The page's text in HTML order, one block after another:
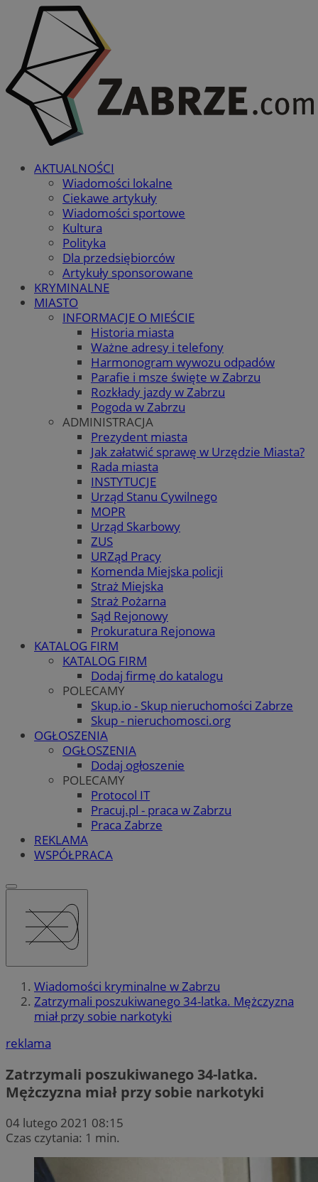
AKTUALNOŚCI
Wiadomości lokalne
Ciekawe artykuły
Wiadomości sportowe
Kultura
Polityka
Dla przedsiębiorców
Artykuły sponsorowane
KRYMINALNE
MIASTO
INFORMACJE O MIEŚCIE
Historia miasta
Ważne adresy i telefony
Harmonogram wywozu odpadów
Parafie i msze święte w Zabrzu
Rozkłady jazdy w Zabrzu
Pogoda w Zabrzu
ADMINISTRACJA
Prezydent miasta
Jak załatwić sprawę w Urzędzie Miasta?
Rada miasta
INSTYTUCJE
Urząd Stanu Cywilnego
MOPR
Urząd Skarbowy
ZUS
URZąd Pracy
Komenda Miejska policji
Straż Miejska
Straż Pożarna
Sąd Rejonowy
Prokuratura Rejonowa
KATALOG FIRM
KATALOG FIRM
Dodaj firmę do katalogu
POLECAMY
Skup.io - Skup nieruchomości Zabrze
Skup - nieruchomosci.org
OGŁOSZENIA
OGŁOSZENIA
Dodaj ogłoszenie
POLECAMY
Protocol IT
Pracuj.pl - praca w Zabrzu
Praca Zabrze
REKLAMA
WSPÓŁPRACA
Wiadomości kryminalne w Zabrzu
Zatrzymali poszukiwanego 34-latka. Mężczyzna
miał przy sobie narkotyki
reklama
Zatrzymali poszukiwanego 34-latka.
Mężczyzna miał przy sobie narkotyki
04 lutego 2021 08:15
Czas czytania: 1 min.